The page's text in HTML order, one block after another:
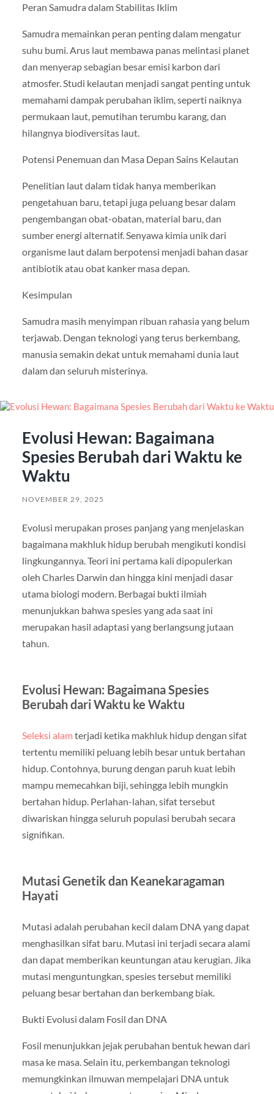
Peran Samudra dalam Stabilitas Iklim
Samudra memainkan peran penting dalam mengatur
suhu bumi. Arus laut membawa panas melintasi planet
dan menyerap sebagian besar emisi karbon dari
atmosfer. Studi kelautan menjadi sangat penting untuk
memahami dampak perubahan iklim, seperti naiknya
permukaan laut, pemutihan terumbu karang, dan
hilangnya biodiversitas laut.
Potensi Penemuan dan Masa Depan Sains Kelautan
Penelitian laut dalam tidak hanya memberikan
pengetahuan baru, tetapi juga peluang besar dalam
pengembangan obat-obatan, material baru, dan
sumber energi alternatif. Senyawa kimia unik dari
organisme laut dalam berpotensi menjadi bahan dasar
antibiotik atau obat kanker masa depan.
Kesimpulan
Samudra masih menyimpan ribuan rahasia yang belum
terjawab. Dengan teknologi yang terus berkembang,
manusia semakin dekat untuk memahami dunia laut
dalam dan seluruh misterinya.
Evolusi Hewan: Bagaimana
Spesies Berubah dari Waktu ke
Waktu
NOVEMBER 29, 2025
Evolusi merupakan proses panjang yang menjelaskan
bagaimana makhluk hidup berubah mengikuti kondisi
lingkungannya. Teori ini pertama kali dipopulerkan
oleh Charles Darwin dan hingga kini menjadi dasar
utama biologi modern. Berbagai bukti ilmiah
menunjukkan bahwa spesies yang ada saat ini
merupakan hasil adaptasi yang berlangsung jutaan
tahun.
Evolusi Hewan: Bagaimana Spesies
Berubah dari Waktu ke Waktu
Seleksi alam terjadi ketika makhluk hidup dengan sifat
tertentu memiliki peluang lebih besar untuk bertahan
hidup. Contohnya, burung dengan paruh kuat lebih
mampu memecahkan biji, sehingga lebih mungkin
bertahan hidup. Perlahan-lahan, sifat tersebut
diwariskan hingga seluruh populasi berubah secara
signifikan.
Mutasi Genetik dan Keanekaragaman
Hayati
Mutasi adalah perubahan kecil dalam DNA yang dapat
menghasilkan sifat baru. Mutasi ini terjadi secara alami
dan dapat memberikan keuntungan atau kerugian. Jika
mutasi menguntungkan, spesies tersebut memiliki
peluang besar bertahan dan berkembang biak.
Bukti Evolusi dalam Fosil dan DNA
Fosil menunjukkan jejak perubahan bentuk hewan dari
masa ke masa. Selain itu, perkembangan teknologi
memungkinkan ilmuwan mempelajari DNA untuk